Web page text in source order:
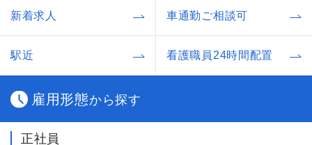
新着求人 車通勤ご相談可
駅近 看護職員24時間配置
雇用形態から探す
正社員